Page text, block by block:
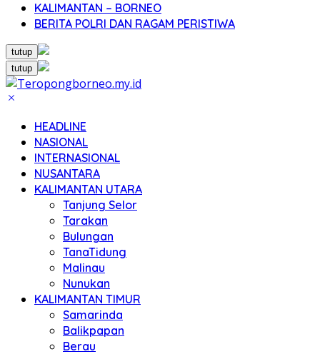
KALIMANTAN – BORNEO
BERITA POLRI DAN RAGAM PERISTIWA
tutup
tutup
HEADLINE
NASIONAL
INTERNASIONAL
NUSANTARA
KALIMANTAN UTARA
Tanjung Selor
Tarakan
Bulungan
TanaTidung
Malinau
Nunukan
KALIMANTAN TIMUR
Samarinda
Balikpapan
Berau